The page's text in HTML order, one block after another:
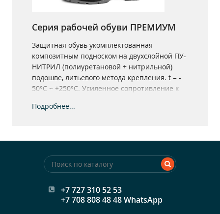
Серия рабочей обуви ПРЕМИУМ
Защитная обувь укомплектованная
композитным подноском на двухслойной ПУ-
НИТРИЛ (полиуретановой + нитрильной)
подошве, литьевого метода крепления. t = -
50°С ~ +250°С. Усиленное сопротивление к
2,0 мм.
Подробнее...
+7 727 310 52 53
+7 708 808 48 48 WhatsApp